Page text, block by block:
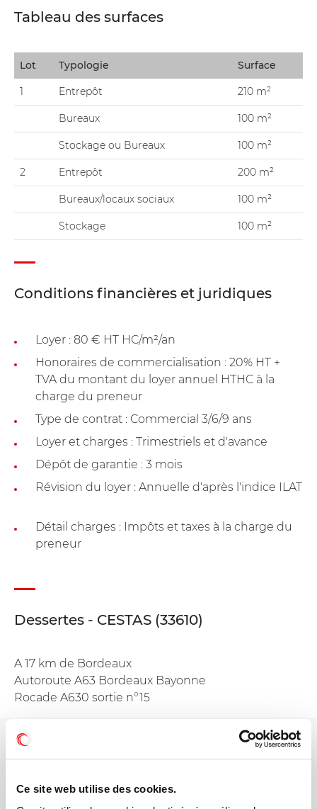
Ce site web utilise des cookies.
Tableau des surfaces
Lot Typologie Surface
1 Entrepôt 210 m²
Bureaux 100 m²
Stockage ou Bureaux 100 m²
2 Entrepôt 200 m²
Bureaux/locaux sociaux 100 m²
Stockage 100 m²
Conditions financières et juridiques
Loyer : 80 € HT HC/m²/an
Honoraires de commercialisation : 20% HT +
TVA du montant du loyer annuel HTHC à la
charge du preneur
Type de contrat : Commercial 3/6/9 ans
Loyer et charges : Trimestriels et d'avance
Dépôt de garantie : 3 mois
Révision du loyer : Annuelle d'après l'indice ILAT
Détail charges : Impôts et taxes à la charge du
preneur
Dessertes - CESTAS (33610)
A 17 km de Bordeaux
Autoroute A63 Bordeaux Bayonne
Rocade A630 sortie n°15